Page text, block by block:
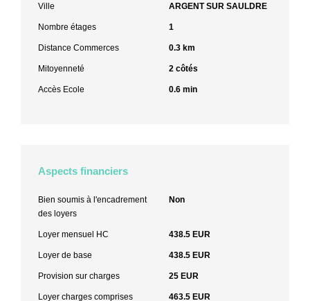
Ville ARGENT SUR SAULDRE
Nombre étages 1
Distance Commerces 0.3 km
Mitoyenneté 2 côtés
Accès Ecole 0.6 min
Aspects financiers
Bien soumis à l'encadrement
des loyers
Non
Loyer mensuel HC 438.5 EUR
Loyer de base 438.5 EUR
Provision sur charges 25 EUR
Loyer charges comprises 463.5 EUR